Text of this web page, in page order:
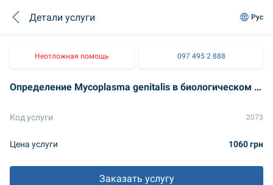
Детали услуги Рус
Неотложная помощь 097 495 2 888
Определение Mycoplasma genitalis в биологическом материале (метод ПЦР) (микоплазмоз)
Код услуги 2073
Цена услуги 1060 грн
Заказать услугу